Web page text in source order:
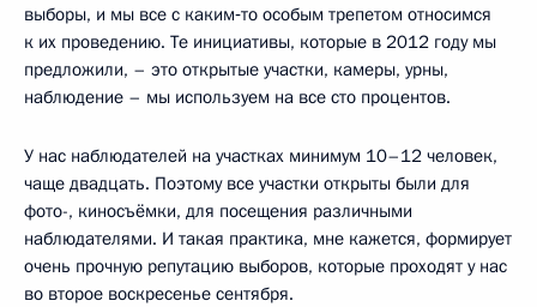
выборы, и мы все с каким‑то особым трепетом относимся
к их проведению. Те инициативы, которые в 2012 году мы
предложили, – это открытые участки, камеры, урны,
наблюдение – мы используем на все сто процентов.
У нас наблюдателей на участках минимум 10–12 человек,
чаще двадцать. Поэтому все участки открыты были для
фото-, киносъёмки, для посещения различными
наблюдателями. И такая практика, мне кажется, формирует
очень прочную репутацию выборов, которые проходят у нас
во второе воскресенье сентября.